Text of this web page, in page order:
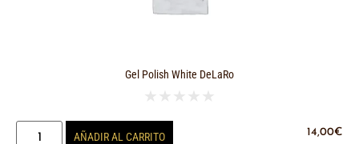
Gel Polish White DeLaRo
★ ★ ★ ★ ★
14,00€
AÑADIR AL CARRITO